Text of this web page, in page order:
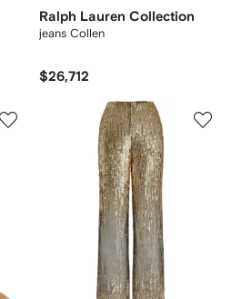
Ralph Lauren Collection
jeans Collen
$26,712